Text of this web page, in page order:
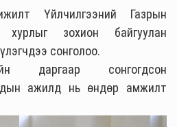
Үйлчилгээний Газрын
зохион байгуулан
сонголоо.
даргаар сонгогдсон
ажилд нь өндөр амжилт